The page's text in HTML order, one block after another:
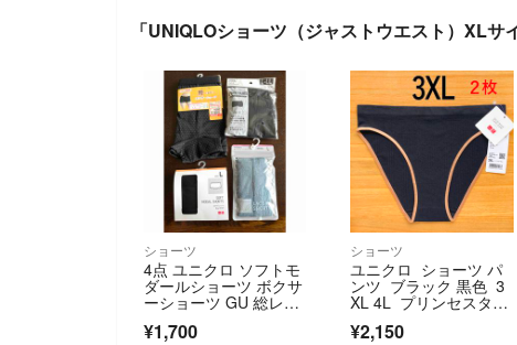
「UNIQLOショーツ（ジャストウエスト）XL
ショーツ
4点 ユニクロ ソフトモ
ダールショーツ ボクサ
ーショーツ GU 総レー
スショーツ
¥1,700
ショーツ
ユニクロ ショーツ パ
ンツ ブラック 黒色 3
XL 4L プリンセスタム
¥2,150